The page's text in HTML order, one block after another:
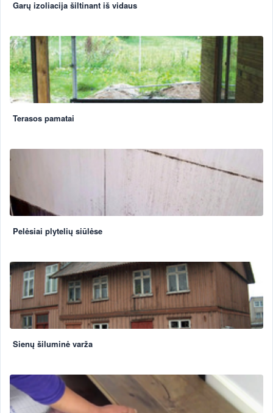
Garų izoliacija šiltinant iš vidaus
Terasos pamatai
Pelėsiai plytelių siūlėse
Sienų šiluminė varža